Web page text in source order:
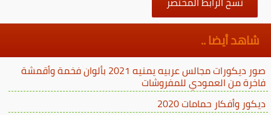
شاهد أيضا ..
صور ديكورات مجالس عربيه يمنيه 2021 بألوان فخمة وأقمشة
فاخرة من العمودي للمفروشات
ديكور وأفكار حمامات 2020